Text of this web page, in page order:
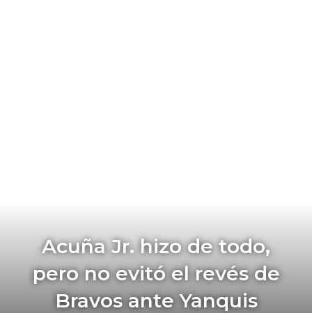
Acuña Jr. hizo de todo,
pero no evitó el revés de
Bravos ante Yanquis